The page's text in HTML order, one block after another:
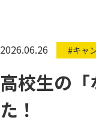
2026.06.26 #キャ
高校生の
た！